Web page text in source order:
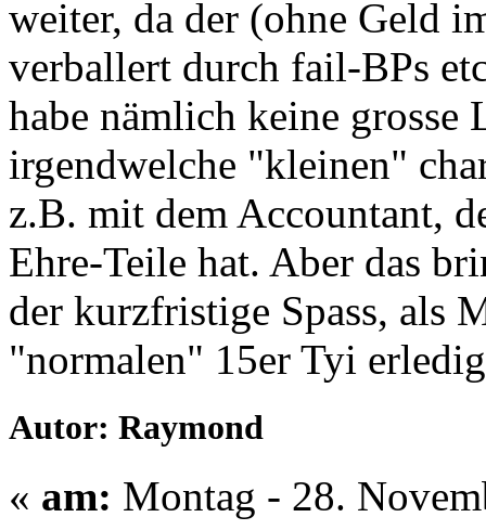
weiter, da der (ohne Geld
verballert durch fail-BPs
habe nämlich keine
irgendwelche "kleinen"
z.B. mit dem Accountant,
Ehre-Teile hat. Aber das
der kurzfristige Spass, als
"normalen" 15er Tyi
Autor: Raymond
« am: Montag - 28.